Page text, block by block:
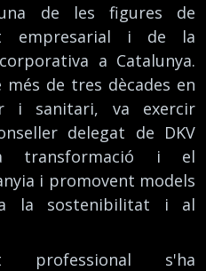
de les figures de
empresarial i de la
a Catalunya.
de tres dècades en
i sanitari, va exercir
delegat de DKV
transformació i el
i promovent models
la sostenibilitat i al
s'ha